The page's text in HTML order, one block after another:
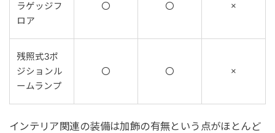
ラゲッジフ
ロア
〇 〇 ×
残照式3ポ
ジションル
ームランプ
〇 〇 ×
インテリア関連の装備は加飾の有無という点がほとんど